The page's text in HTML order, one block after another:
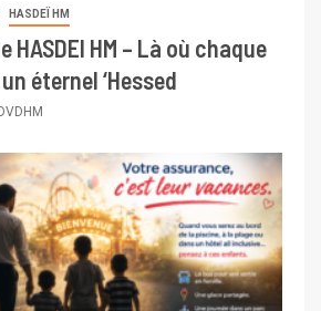
HASDEÏ HM
HASDEI HM – Là où chaque
éternel ‘Hessed